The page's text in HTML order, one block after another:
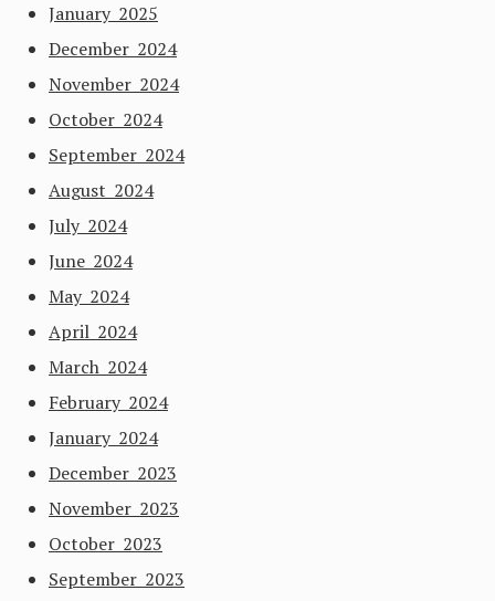
January 2025
December 2024
November 2024
October 2024
September 2024
August 2024
July 2024
June 2024
May 2024
April 2024
March 2024
February 2024
January 2024
December 2023
November 2023
October 2023
September 2023